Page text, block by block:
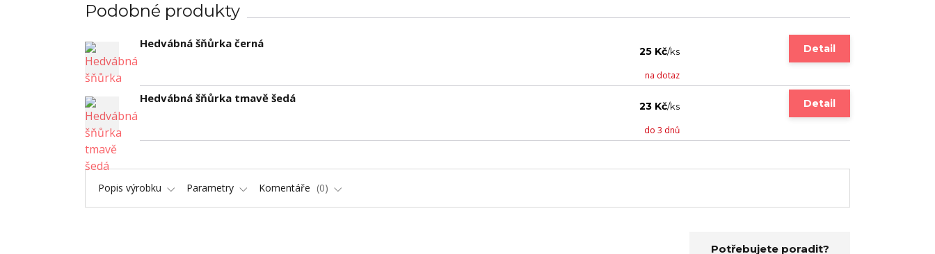
Podobné produkty
Hedvábná šňůrka černá
25 Kč/ks
na dotaz
Detail
Hedvábná šňůrka tmavě šedá
23 Kč/ks
do 3 dnů
Detail
Popis výrobku Parametry Komentáře 0
Potřebujete poradit?